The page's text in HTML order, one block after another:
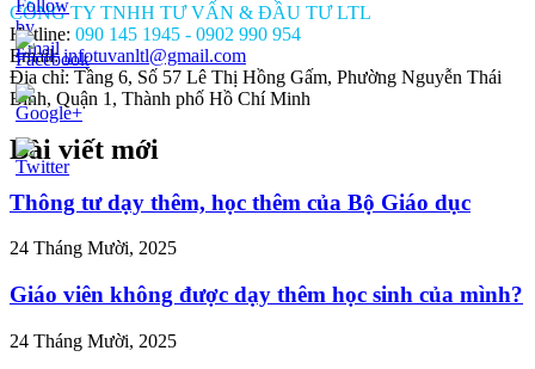
cap-
CÔNG TY TNHH TƯ VẤN & ĐẦU TƯ LTL
Hotline: 090 145 1945 - 0902 990 954
Email:infotuvanltl@gmail.com
Địa chỉ: Tầng 6, Số 57 Lê Thị Hồng Gấm, Phường Nguyễn Thái
Bình, Quận 1, Thành phố Hồ Chí Minh
Bài viết mới
Thông tư dạy thêm, học thêm của Bộ Giáo dục
24 Tháng Mười, 2025
Giáo viên không được dạy thêm học sinh của mình?
24 Tháng Mười, 2025